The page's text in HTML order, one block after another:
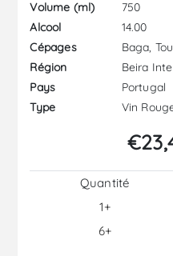
Volume (ml)
750
Alcool
14.00
Cépages
Baga,
Région
Beira
Pays
Portugal
Type
Vin
Quantité
1+
6+